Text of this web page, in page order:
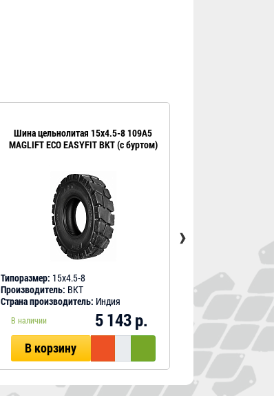
Шина цельнолитая 15x4.5-8 109A5
MAGLIFT ECO EASYFIT BKT (с буртом)
Типоразмер: 15x4.5-8
Производитель: BKT
Страна производитель: Индия
В наличии 5 143 р.
В корзину
Типоразмер:15x4.5-8
Производитель:
Laugfs
Страна производитель:
В корзину
›